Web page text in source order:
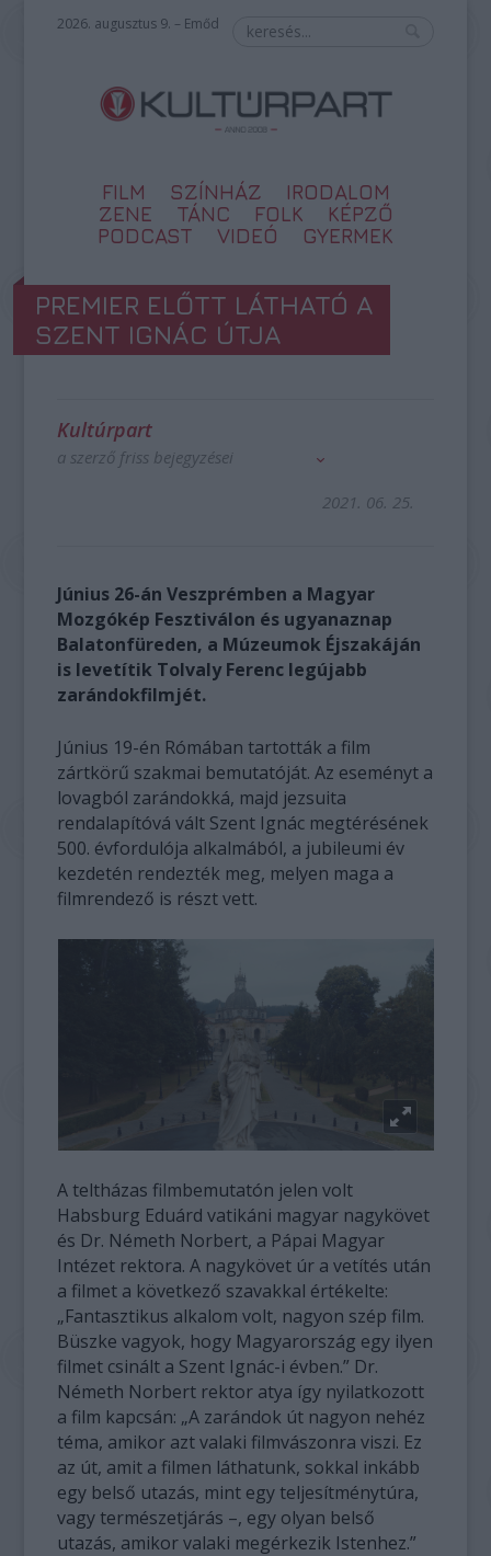
2026. augusztus 9. – Emőd
FILM SZÍNHÁZ
IRODALOM
ZENE
TÁNC FOLK
KÉPZŐ
PODCAST
VIDEÓ GYERMEK
PREMIER ELŐTT LÁTHATÓ A
SZENT IGNÁC ÚTJA
Kultúrpart
a szerző friss bejegyzései
2021. 06. 25.
Június 26-án Veszprémben a Magyar
Mozgókép Fesztiválon és ugyanaznap
Balatonfüreden, a Múzeumok Éjszakáján
is levetítik Tolvaly Ferenc legújabb
zarándokfilmjét.
Június 19-én Rómában tartották a film
zártkörű szakmai bemutatóját. Az eseményt a
lovagból zarándokká, majd jezsuita
rendalapítóvá vált Szent Ignác megtérésének
500. évfordulója alkalmából, a jubileumi év
kezdetén rendezték meg, melyen maga a
filmrendező is részt vett.
A teltházas filmbemutatón jelen volt
Habsburg Eduárd vatikáni magyar nagykövet
és Dr. Németh Norbert, a Pápai Magyar
Intézet rektora. A nagykövet úr a vetítés után
a filmet a következő szavakkal értékelte:
„Fantasztikus alkalom volt, nagyon szép film.
Büszke vagyok, hogy Magyarország egy ilyen
filmet csinált a Szent Ignác-i évben.” Dr.
Németh Norbert rektor atya így nyilatkozott
a film kapcsán: „A zarándok út nagyon nehéz
téma, amikor azt valaki filmvászonra viszi. Ez
az út, amit a filmen láthatunk, sokkal inkább
egy belső utazás, mint egy teljesítménytúra,
vagy természetjárás –, egy olyan belső
utazás, amikor valaki megérkezik Istenhez.”